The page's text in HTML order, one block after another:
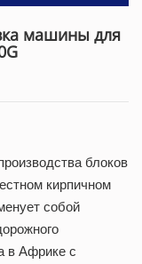
машины для
блоков
кирпичном
собой
в Африке с